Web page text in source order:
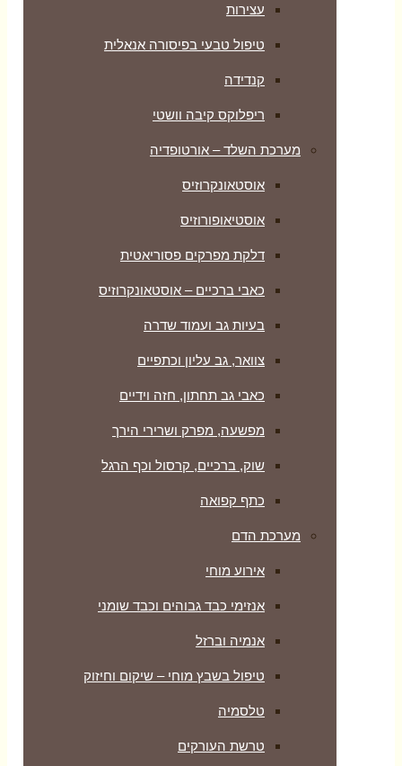
עצירות
טיפול טבעי בפיסורה אנאלית
קנדידה
ריפלוקס קיבה וושטי
מערכת השלד – אורטופדיה
אוסטאונקרוזיס
אוסטיאופורוזיס
דלקת מפרקים פסוריאטית
כאבי ברכיים – אוסטאונקרוזיס
בעיות גב ועמוד שדרה
צוואר, גב עליון וכתפיים
כאבי גב תחתון, חזה וידיים
מפשעה, מפרק ושרירי הירך
שוק, ברכיים, קרסול וכף הרגל
כתף קפואה
מערכת הדם
אירוע מוחי
אנזימי כבד גבוהים וכבד שומני
אנמיה וברזל
טיפול בשבץ מוחי – שיקום וחיזוק
טלסמיה
טרשת העורקים